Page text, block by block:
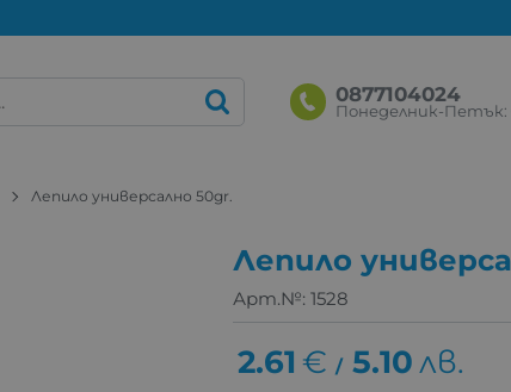
0877104024
Понеделник-Петък:
Лепило универсално 50gr.
Лепило
Арт.№: 1528
2.61 € / 5.10лв.